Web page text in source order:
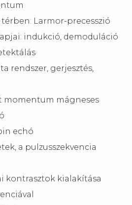
Larmor-precesszió
indukció, demoduláció
rendszer, gerjesztés,
momentum mágneses
echó
a pulzusszekvencia
kontrasztok kialakítása